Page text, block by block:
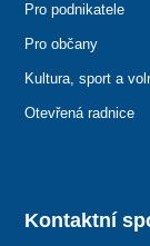
Kontaktní
Pro podnikatele
Pro občany
Kultura, sport a
Otevřená radnice